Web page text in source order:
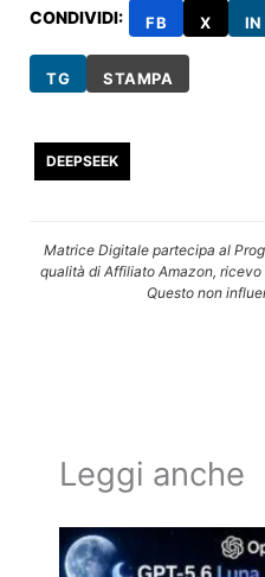
CONDIVIDI: FB X IN
TG STAMPA
DEEPSEEK
Matrice Digitale partecipa al
qualità di Affiliato Amazon,
Questo non
Leggi anche